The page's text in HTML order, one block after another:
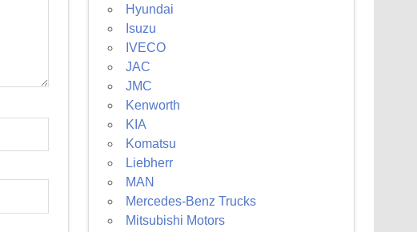
Hyundai
Isuzu
IVECO
JAC
JMC
Kenworth
KIA
Komatsu
Liebherr
MAN
Mercedes-Benz Trucks
Mitsubishi Motors